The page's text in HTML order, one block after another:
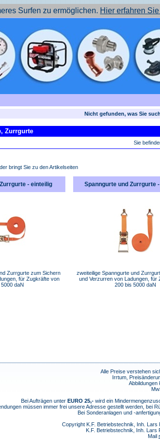
Surfen zu ermöglichen. Hier erfahren
Nicht gefunden, was Sie
Zurrgurte
Sie
bringt Sie zu den Artikelseiten
- einteilig
Zurrgurte zum Sichern
für Zugkräfte von
daN
Spanngurte und Zurrgurte
zweiteilige Spanngurte und
und Verzurren von Ladungen, für
200 bis 5000 daN
Alle Preise verstehen
Irrtum,
Abbildungen
Bei Aufträgen unter EURO 25,- wird ein
müssen immer frei unsere Adresse gestellt werden, bei
Bei Sonderanlagen und -
Copyright K.F. Betriebstechnik, Inh. Lars
K.F. Betriebstechnik, Inh. Lars
Mail